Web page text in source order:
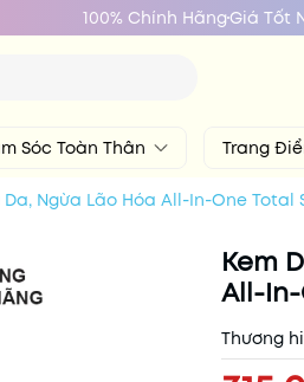
100% Chính HãngGiá Tốt
Sóc Toàn Thân Trang
Ngừa Lão Hóa All-In-One Total
Kem
All-
Thương